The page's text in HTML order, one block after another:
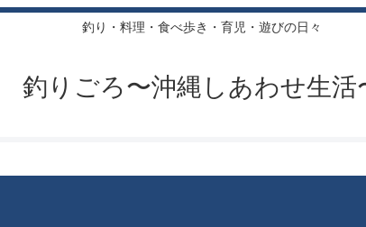
釣り・料理・食べ歩き・育児・遊びの日々
釣りごろ〜沖縄しあわせ生活